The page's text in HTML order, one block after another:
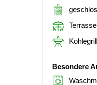
Kohlegrill
Besondere